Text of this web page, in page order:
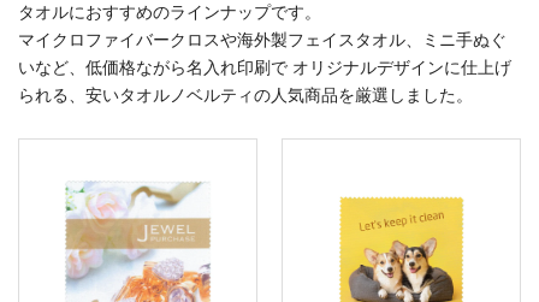
タオルにおすすめのラインナップです。
マイクロファイバークロスや海外製フェイスタオル、ミニ手ぬぐ
いなど、低価格ながら名入れ印刷で オリジナルデザインに仕上げ
られる、安いタオルノベルティの人気商品を厳選しました。